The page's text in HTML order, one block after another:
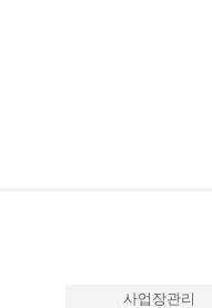
사업장관리